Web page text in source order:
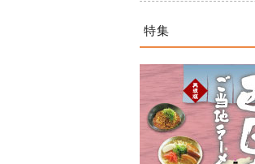
特集